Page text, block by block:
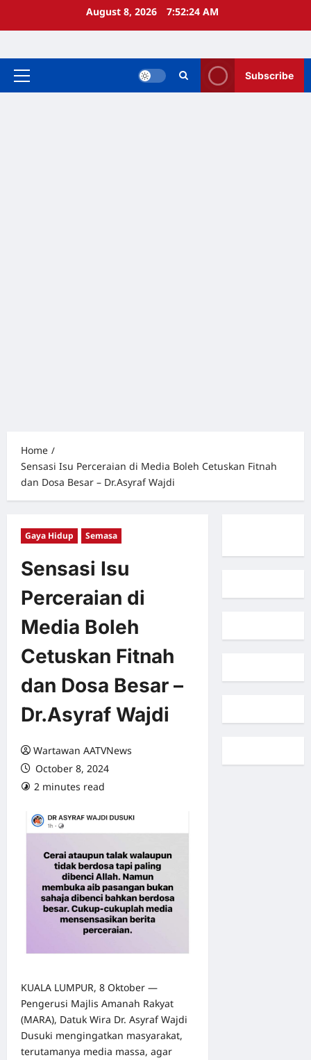
August 8, 2026 7:52:24 AM
Primary
Subscribe
Home
Sensasi Isu Perceraian di Media Boleh Cetuskan Fitnah
dan Dosa Besar – Dr.Asyraf Wajdi
Gaya Hidup Semasa
Sensasi Isu
Perceraian di
Media Boleh
Cetuskan Fitnah
dan Dosa Besar –
Dr.Asyraf Wajdi
Wartawan AATVNews
October 8, 2024
2 minutes read
KUALA LUMPUR, 8 Oktober —
Pengerusi Majlis Amanah Rakyat
(MARA), Datuk Wira Dr. Asyraf Wajdi
Dusuki mengingatkan masyarakat,
terutamanya media massa, agar